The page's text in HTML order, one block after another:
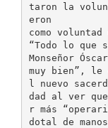
taron la
eron
como voluntad
“Todo lo que
Monseñor
muy bien”,
l nuevo
dad al ver
r más
dotal de